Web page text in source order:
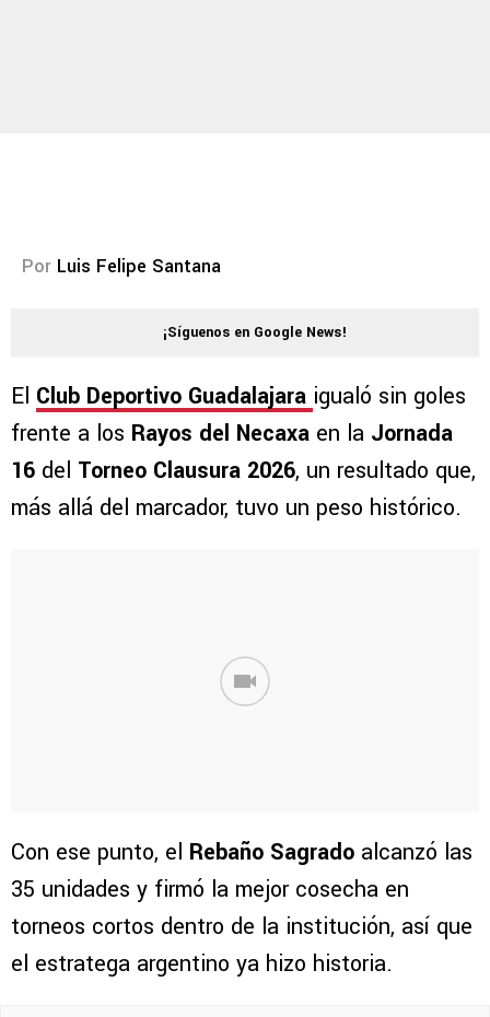
Por Luis Felipe Santana
¡Síguenos en Google News!
El Club Deportivo Guadalajara igualó sin goles
frente a los Rayos del Necaxa en la Jornada
16 del Torneo Clausura 2026, un resultado que,
más allá del marcador, tuvo un peso histórico.
Con ese punto, el Rebaño Sagrado alcanzó las
35 unidades y firmó la mejor cosecha en
torneos cortos dentro de la institución, así que
el estratega argentino ya hizo historia.